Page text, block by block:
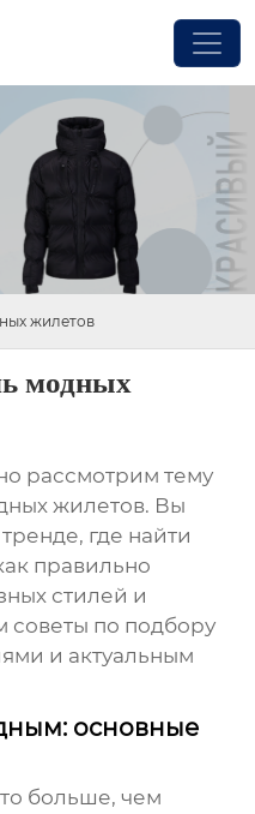
жилетов
модных
рассмотрим тему
жилетов. Вы
где найти
правильно
стилей и
советы по подбору
и актуальным
основные
больше, чем